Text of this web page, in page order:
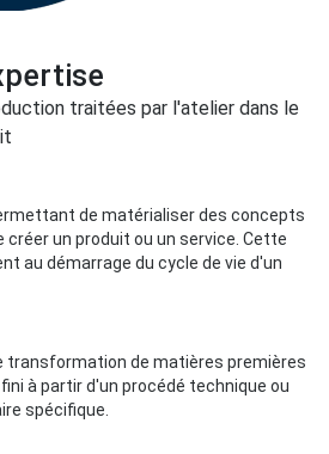
traitées par l'atelier dans le
de matérialiser des concepts
créer un produit ou un service. Cette
au démarrage du cycle de vie d'un
transformation de matières premières
à partir d'un procédé technique ou
spécifique.